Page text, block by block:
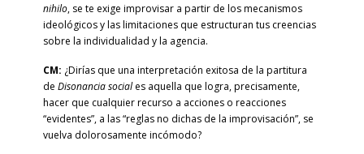
nihilo, se te exige improvisar a partir de los mecanismos
ideológicos y las limitaciones que estructuran tus creencias
sobre la individualidad y la agencia.
CM: ¿Dirías que una interpretación exitosa de la partitura
de Disonancia sociales aquella que logra, precisamente,
hacer que cualquier recurso a acciones o reacciones
“evidentes”, a las “reglas no dichas de la improvisación”, se
vuelva dolorosamente incómodo?